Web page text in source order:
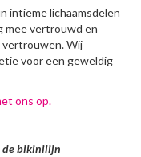
intieme lichaamsdelen
mee vertrouwd en
vertrouwen. Wij
voor een geweldig
ons op.
de bikinilijn